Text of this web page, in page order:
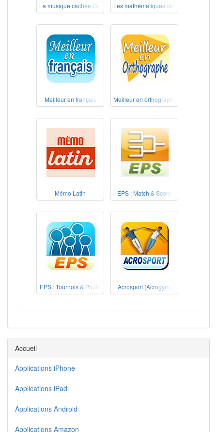
La musique cachée des chants d'oiseaux – Au pays des Alouettes
Les mathématiques de nos grands-
Meilleur en français Meilleur en orthographe
Mémo Latin EPS : Match & Score
EPS : Tournois & Poule Acrosport (Acrogym)
Accueil
Applications iPhone
Applications iPad
Applications Android
Applications Amazon